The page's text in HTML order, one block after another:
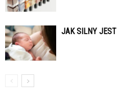
JAK SILNY JEST